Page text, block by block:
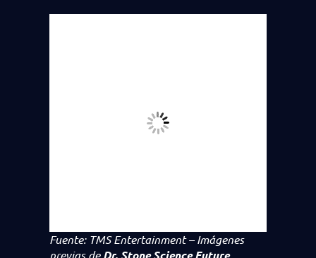
Fuente: TMS Entertainment – Imágenes
previas deDr. Stone Science Future